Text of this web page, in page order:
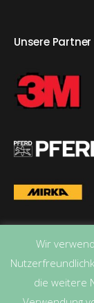
Unsere Partner
Wir
die weitere